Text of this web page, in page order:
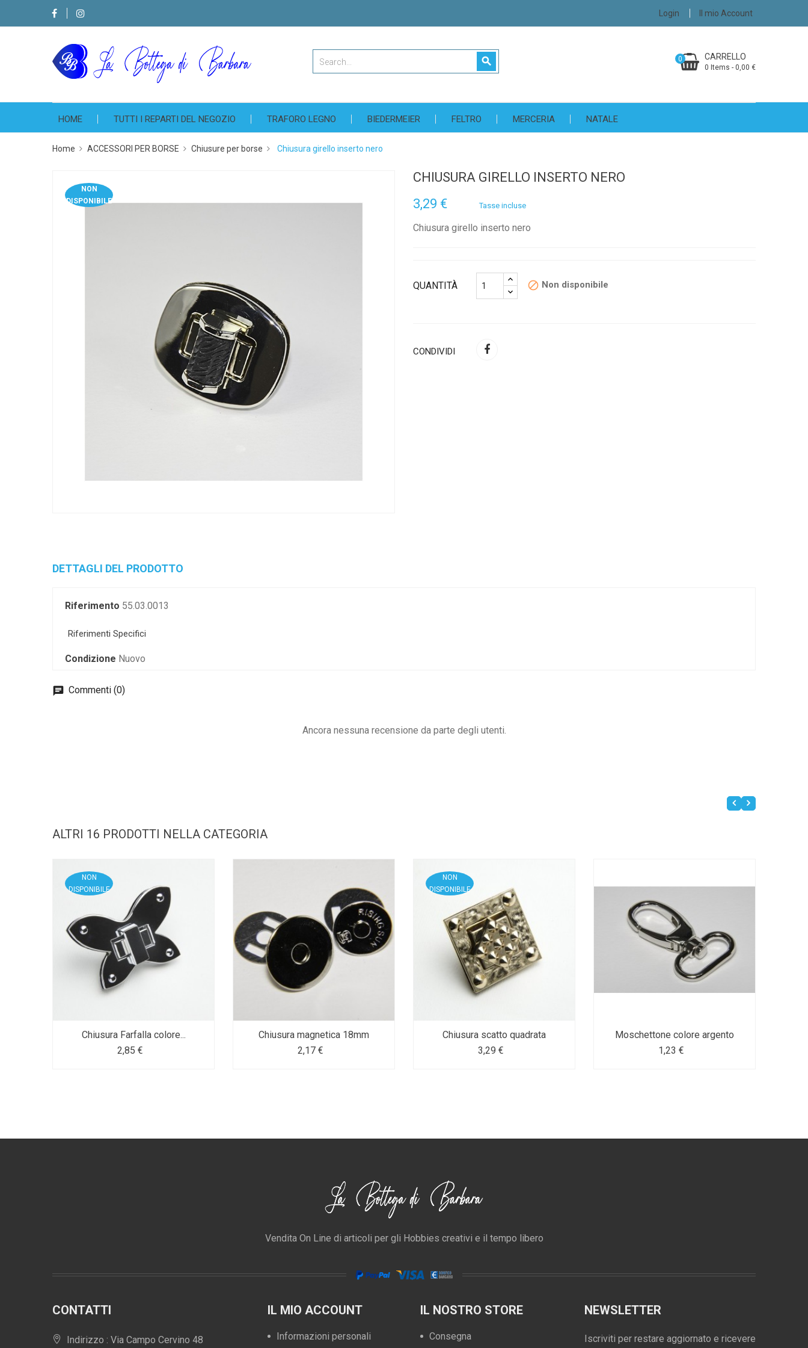
Login Il mio Account
search CARRELLO
0 Items - 0,00 €
0
HOME TUTTI I REPARTI DEL NEGOZIO TRAFORO LEGNO BIEDERMEIER FELTRO MERCERIA NATALE
Home ACCESSORI PER BORSE Chiusure per borse Chiusura girello inserto nero
NON
DISPONIBILE
CHIUSURA GIRELLO INSERTO NERO
3,29 €
Tasse incluse
Chiusura girello inserto nero
QUANTITÀ block Non disponibile
CONDIVIDI
DETTAGLI DEL PRODOTTO
Riferimento 55.03.0013
Riferimenti Specifici
Condizione Nuovo
Commenti (0)
Ancora nessuna recensione da parte degli utenti.
ALTRI 16 PRODOTTI NELLA CATEGORIA
Chiusura Farfalla colore...
2,85 €
NON
DISPONIBILE
Chiusura magnetica 18mm
2,17 €
Chiusura scatto quadrata
3,29 €
NON
DISPONIBILE
Moschettone colore argento
1,23 €
Vendita On Line di articoli per gli Hobbies creativi e il tempo libero
CONTATTI
Indirizzo : Via Campo Cervino 48
IL MIO ACCOUNT
Informazioni personali
IL NOSTRO STORE
Consegna
NEWSLETTER
Iscriviti per restare aggiornato e ricevere